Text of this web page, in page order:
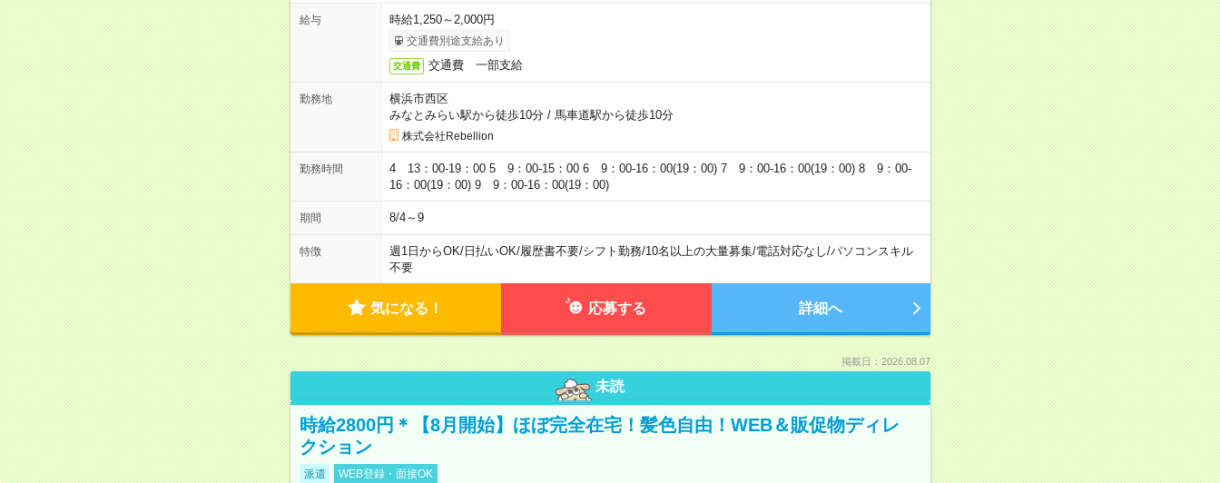
給与 時給1,250～2,000円
交通費別途支給あり
交通費 交通費 一部支給
勤務地
横浜市西区
みなとみらい駅から徒歩10分/ 馬車道駅から徒歩10分
株式会社Rebellion
勤務時間
4 13：00-19：00 5 9：00-15：00 6 9：00-16：00(19：00) 7 9：00-16：00(19：00) 8 9：00-
16：00(19：00) 9 9：00-16：00(19：00)
期間 8/4～9
特徴 週1日からOK/日払いOK/履歴書不要/シフト勤務/10名以上の大量募集/電話対応なし/パソコンスキル
不要
気になる！ 応募する 詳細へ
掲載日：2026.08.07
未読
時給2800円＊【8月開始】ほぼ完全在宅！髪色自由！WEB＆販促物ディレ
クション
派遣 WEB登録・面接OK